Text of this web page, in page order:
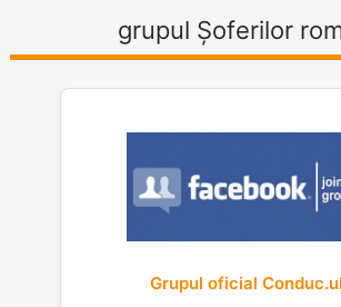
grupul Șoferilor
Grupul oficial